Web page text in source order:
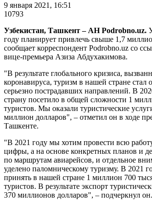
9 января 2021, 16:51
10793
Узбекистан, Ташкент – АН Podrobno.uz.
году планирует привлечь свыше 1,7
сообщает корреспондент Podrobno.uz со
вице-премьера Азиза Абдухакимова.
"В результате глобального кризиса,
коронавируса, туризм в нашей стране стал
серьезно пострадавших направлений. В
страну посетило в общей сложности 1
туристов. Мы оказали туристические
миллион долларов", – отметил он в ходе
Ташкенте.
"В 2021 году мы хотим провести всю
цифры, а на основе конкретных планов и
по маршрутам авиарейсов, и отдельное
уделено паломническому туризму. В 2021
принять в нашей стране 1 миллион 700
туристов. В результате экспорт
370 миллионов долларов", – подчеркнул он.